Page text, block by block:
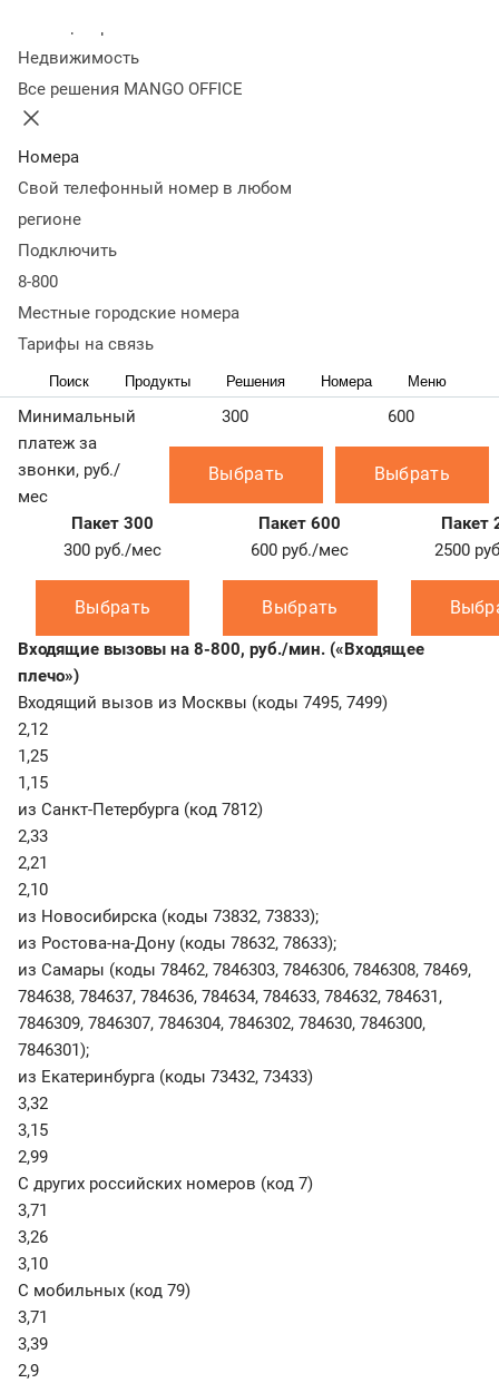
Недвижимость
Все решения MANGO OFFICE
Номера
Свой телефонный номер в любом
регионе
Подключить
8-800
Местные городские номера
Тарифы на связь
Поиск Продукты Решения Номера Меню
Все вызовы оплачивает владелец номера 8‑800.
Тарификация звонка начинается с момента ответа
системы (голосового приветствия, постановки звонка
в очередь, ответа владельца и пр.)
Узнать стоимость и подключить номер в коде 8‑800 вы
можете на странице
Как тарифицируются звонки на 8‑800?
Основные
Пакет 300 Пакет 600
Пакет 2500
Минимальный
платеж за
звонки, руб./
мес
300
Выбрать
600
Выбрать
Пакет 300
300 руб./мес
Выбрать
Пакет 600
600 руб./мес
Выбрать
Пакет
2500
Входящие вызовы на 8-800, руб./мин. («Входящее
плечо»)
Входящий вызов из Москвы (коды 7495, 7499)
2,12
1,25
1,15
из Санкт-Петербурга (код 7812)
2,33
2,21
2,10
из Новосибирска (коды 73832, 73833);
из Ростова-на-Дону (коды 78632, 78633);
из Самары (коды 78462, 7846303, 7846306, 7846308, 78469,
784638, 784637, 784636, 784634, 784633, 784632, 784631,
7846309, 7846307, 7846304, 7846302, 784630, 7846300,
7846301);
из Екатеринбурга (коды 73432, 73433)
3,32
3,15
2,99
С других российских номеров (код 7)
3,71
3,26
3,10
С мобильных (код 79)
3,71
3,39
2,9